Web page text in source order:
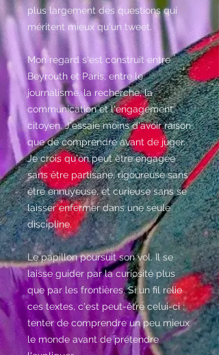
plus largement des questions qui
méritent mieux qu'un tweet.
Mon regard s'est construit entre
Beyrouth et Paris, entre le
journalisme, la recherche, la
communication et l'engagement
citoyen. J'essaie moins d'avoir raison
que de comprendre avant de juger.
Je crois qu'on peut être engagée
sans être partisane, rigoureuse sans
être ennuyeuse, et curieuse sans se
laisser enfermer dans une seule
discipline.
Le papillon poursuit son vol. Il se
laisse guider par la curiosité plus
que par les frontières. Si un fil relie
ces textes, c'est peut-être celui-ci :
tenter de comprendre un peu mieux
le monde avant de prétendre